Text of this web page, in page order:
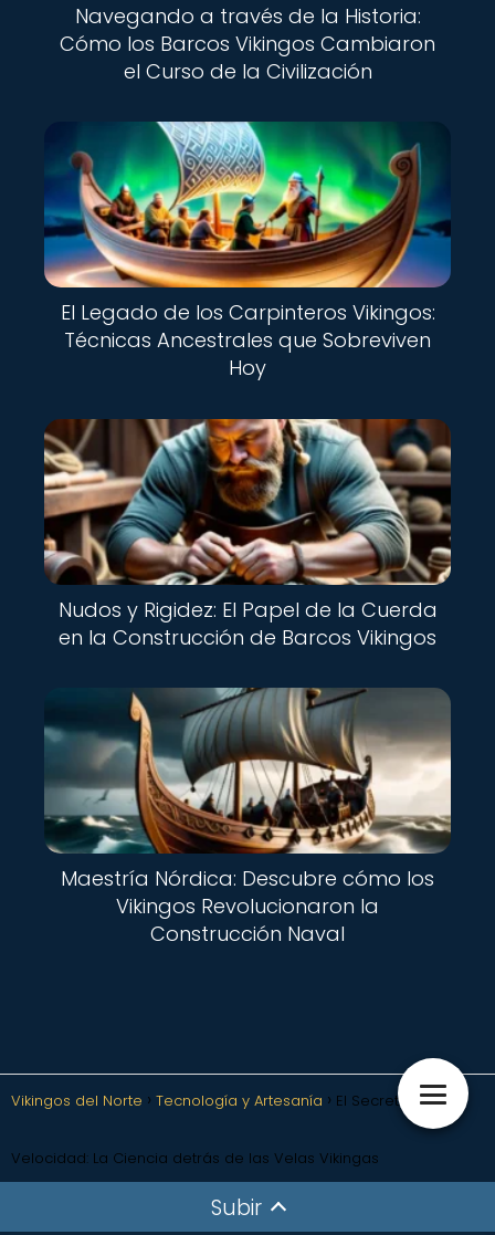
Navegando a través de la Historia:
Cómo los Barcos Vikingos Cambiaron
el Curso de la Civilización
El Legado de los Carpinteros Vikingos:
Técnicas Ancestrales que Sobreviven
Hoy
Nudos y Rigidez: El Papel de la Cuerda
en la Construcción de Barcos Vikingos
Maestría Nórdica: Descubre cómo los
Vikingos Revolucionaron la
Construcción Naval
Vikingos del Norte Tecnología y Artesanía El Secreto de la
Velocidad: La Ciencia detrás de las Velas Vikingas
Subir